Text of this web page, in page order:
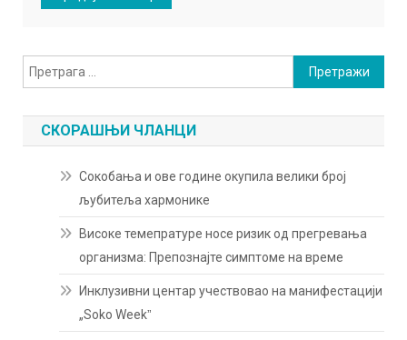
Претрага
за:
СКОРАШЊИ ЧЛАНЦИ
Сокобања и ове године окупила велики број
љубитеља хармонике
Високе темепратуре носе ризик од прегревања
организма: Препознајте симптоме на време
Инклузивни центар учествовао на манифестацији
„Soko Weekˮ